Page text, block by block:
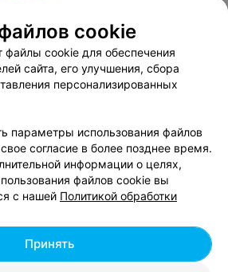
договор
Способы оплаты
по использованию сервиса
«Афиша»
соглашение
вопросам сотрудничества
руководителю relax.by
настройки cookie
персональных данных
cookie
файлы cookie для обеспечения
сайта, его улучшения, сбора
персонализированных
параметры использования файлов
согласие в более позднее время.
информации о целях,
файлов cookie вы
с нашей Политикой обработки
Принять